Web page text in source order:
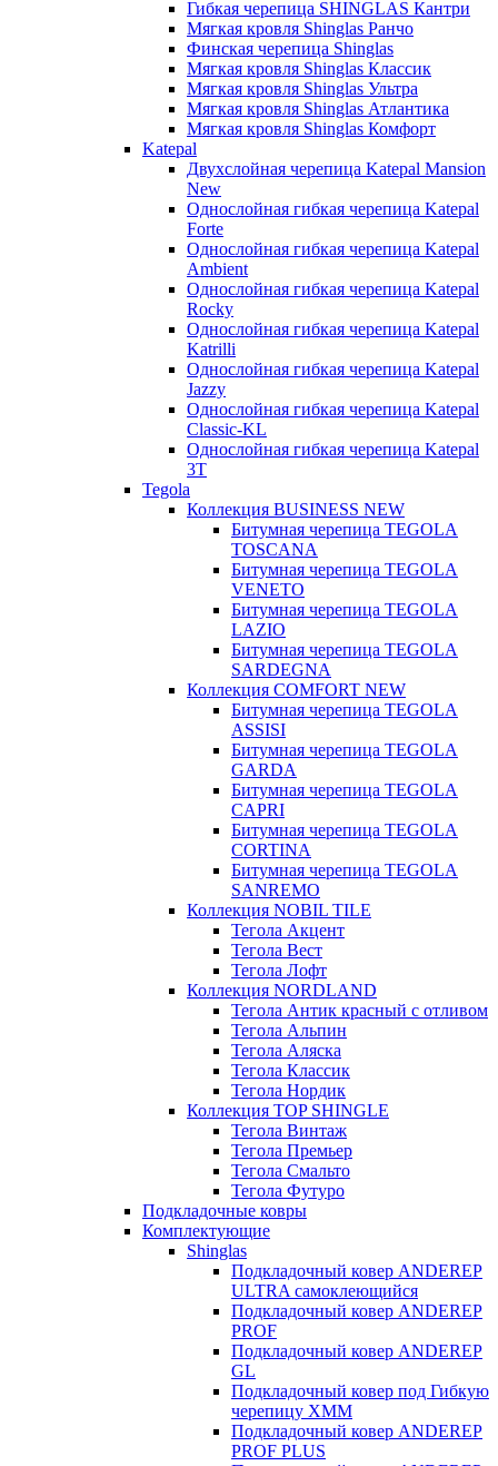
Гибкая черепица SHINGLAS Кантри
Мягкая кровля Shinglas Ранчо
Финская черепица Shinglas
Мягкая кровля Shinglas Классик
Мягкая кровля Shinglas Ультра
Мягкая кровля Shinglas Атлантика
Мягкая кровля Shinglas Комфорт
Katepal
Двухслойная черепица Katepal Mansion
New
Однослойная гибкая черепица Katepal
Forte
Однослойная гибкая черепица Katepal
Ambient
Однослойная гибкая черепица Katepal
Rocky
Однослойная гибкая черепица Katepal
Katrilli
Однослойная гибкая черепица Katepal
Jazzy
Однослойная гибкая черепица Katepal
Classic-KL
Однослойная гибкая черепица Katepal
3T
Tegola
Коллекция BUSINESS NEW
Битумная черепица TEGOLA
TOSCANA
Битумная черепица TEGOLA
VENETO
Битумная черепица TEGOLA
LAZIO
Битумная черепица TEGOLA
SARDEGNA
Коллекция COMFORT NEW
Битумная черепица TEGOLA
ASSISI
Битумная черепица TEGOLA
GARDA
Битумная черепица TEGOLA
CAPRI
Битумная черепица TEGOLA
CORTINA
Битумная черепица TEGOLA
SANREMO
Коллекция NOBIL TILE
Тегола Акцент
Тегола Вест
Тегола Лофт
Коллекция NORDLAND
Тегола Антик красный с отливом
Тегола Альпин
Тегола Аляска
Тегола Классик
Тегола Нордик
Коллекция TOP SHINGLE
Тегола Винтаж
Тегола Премьер
Тегола Смальто
Тегола Футуро
Подкладочные ковры
Комплектующие
Shinglas
Подкладочный ковер ANDEREP
ULTRA самоклеющийся
Подкладочный ковер ANDEREP
PROF
Подкладочный ковер ANDEREP
GL
Подкладочный ковер под Гибкую
черепицу ХММ
Подкладочный ковер ANDEREP
PROF PLUS